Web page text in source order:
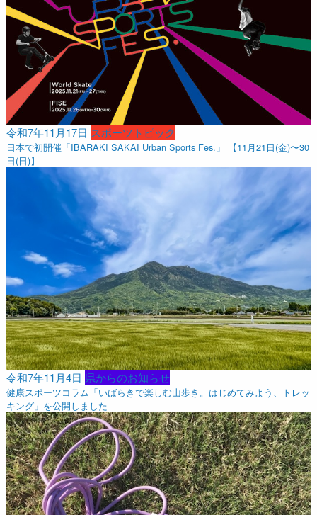
令和7年11月17日 スポーツトピック
日本で初開催「IBARAKI SAKAI Urban Sports Fes.」 【11月21日(金)〜30
日(日)】
令和7年11月4日 県からのお知らせ
健康スポーツコラム「いばらきで楽しむ山歩き。はじめてみよう、トレッ
キング」を公開しました